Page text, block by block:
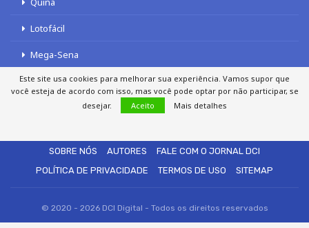
Lotofácil
Mega-Sena
Tele sena
SOBRE NÓS AUTORES
FALE COM O JORNAL DCI
POLÍTICA DE PRIVACIDADE
TERMOS DE USO SITEMAP
© 2020 - 2026 DCI Digital - Todos os direitos reservados
Este site usa cookies para melhorar sua experiência. Vamos supor que
você esteja de acordo com isso, mas você pode optar por não participar, se
desejar.
Aceito Mais detalhes